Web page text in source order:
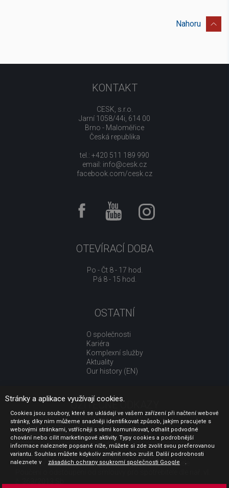
Nahoru
KONTAKT
CESK, s.r.o.
Jarní 1058/44i, 614 00
Brno - Maloměřice
Česká republika
tel.: +420 511 189 990
email: info@cesk.cz
facebook.com/cesk.cz
OTEVÍRACÍ DOBA
Po - Čt 8 - 17 hod.
Pá 8 - 15 hod.
OSTATNÍ
O společnosti
Kariéra
Komplexní služby
Aktuality
Our history (EN)
UŽITEČNÉ ODKAZY
Jak nakupovat
Obchodní podmínky
GDPR - ochrana osobních údajů
Profil zadavatele
Sdělení před uzavřením kupní smlouvy pro spotřebitele
Stránky a aplikace využívají cookies.
Cookies jsou soubory, které se ukládají ve vašem zařízení při načtení webové
stránky, díky nim můžeme snadněji identifikovat způsob, jakým pracujete s
webovými stránkami, vstřícněji s vámi komunikovat, odhalit podvodné
chování nebo cílit marketingové aktivity. Typy cookies a podrobnější
informace naleznete popsané níže, můžete si zde zvolit svou preferovanou
variantu. Souhlas můžete kdykoliv změnit nebo zrušit. Další podrobnosti
naleznete v
zásadách ochrany soukromí společnosti Google .